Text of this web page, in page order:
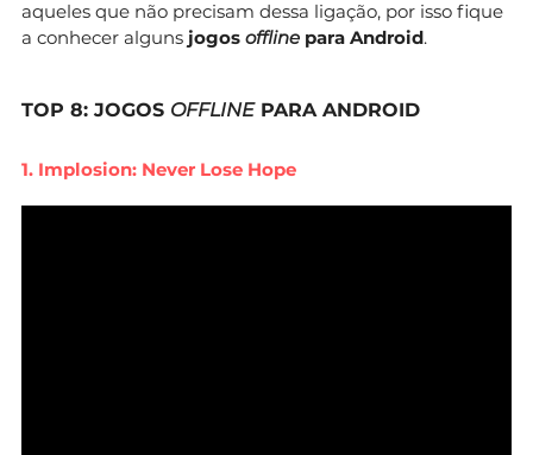
aqueles que não precisam dessa ligação, por isso fique
a conhecer alguns jogos offline para Android.
TOP 8: JOGOS OFFLINEPARA ANDROID
1. Implosion: Never Lose Hope